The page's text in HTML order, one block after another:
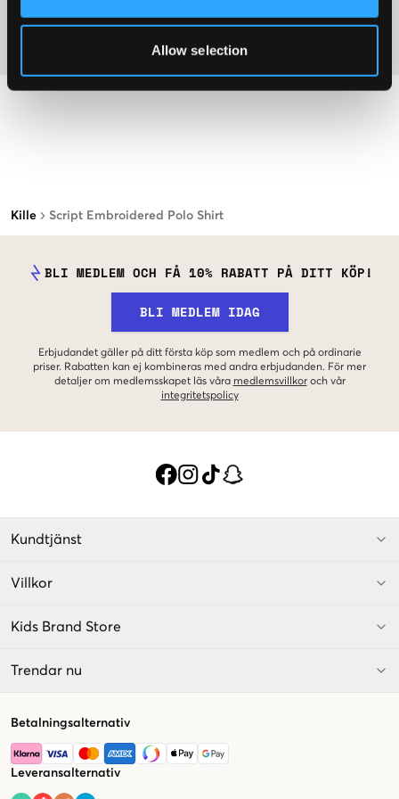
Allow selection
Kille Script Embroidered Polo Shirt
BLI MEDLEM OCH FÅ 10% RABATT PÅ DITT KÖP!
BLI MEDLEM IDAG
Erbjudandet gäller på ditt första köp som medlem och på ordinarie
priser. Rabatten kan ej kombineras med andra erbjudanden. För mer
detaljer om medlemsskapet läs våra medlemsvillkor och vår
integritetspolicy
Kundtjänst
Villkor
Kids Brand Store
Trendar nu
Betalningsalternativ
Leveransalternativ